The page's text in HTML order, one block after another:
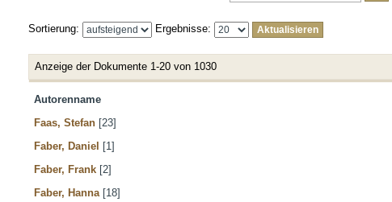
Sortierung: Ergebnisse:
Anzeige der Dokumente 1-20 von 1030
Autorenname
Faas, Stefan [23]
Faber, Daniel [1]
Faber, Frank [2]
Faber, Hanna [18]